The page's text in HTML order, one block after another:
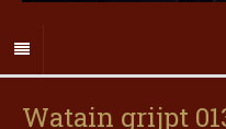
Watain grijpt